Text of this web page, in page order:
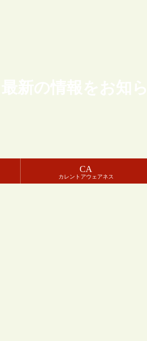
新の情報をお知
CA
カレントアウェアネス